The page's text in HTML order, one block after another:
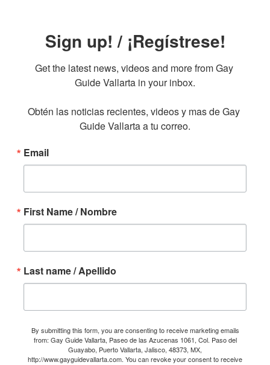
Sign up! / ¡Regístrese!
Get the latest news, videos and more from Gay
Guide Vallarta in your inbox.
Obtén las noticias recientes, videos y mas de Gay
Guide Vallarta a tu correo.
Email
First Name / Nombre
Last name / Apellido
By submitting this form, you are consenting to receive marketing emails
from: Gay Guide Vallarta, Paseo de las Azucenas 1061, Col. Paso del
Guayabo, Puerto Vallarta, Jalisco, 48373, MX,
http://www.gayguidevallarta.com. You can revoke your consent to receive